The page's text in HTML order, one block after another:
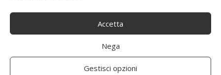
Accetta
Nega
Gestisci opzioni
Nuova MG ZS Hybrid+: i SUV si fanno ibridi
24 Novembre,2024